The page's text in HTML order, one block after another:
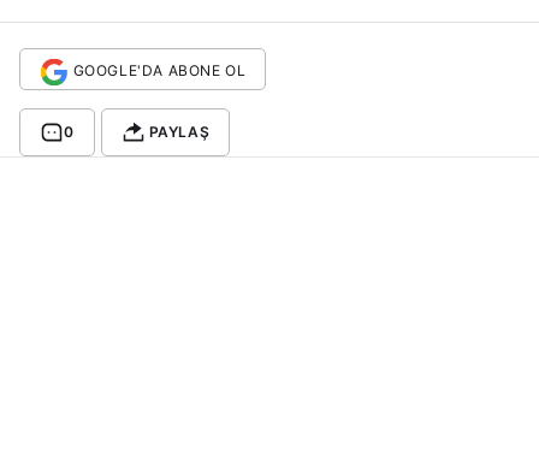
GOOGLE'DA ABONE OL
0 PAYLAŞ